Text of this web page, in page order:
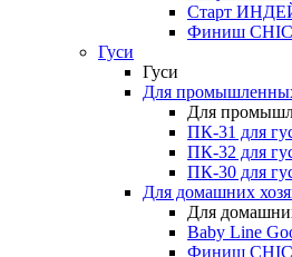
Старт
Финиш
Гуси
Гуси
Для
Для
ПК-31 для
ПК-32 для
ПК-30 для
Для домашних
Для
Baby Line
Финиш